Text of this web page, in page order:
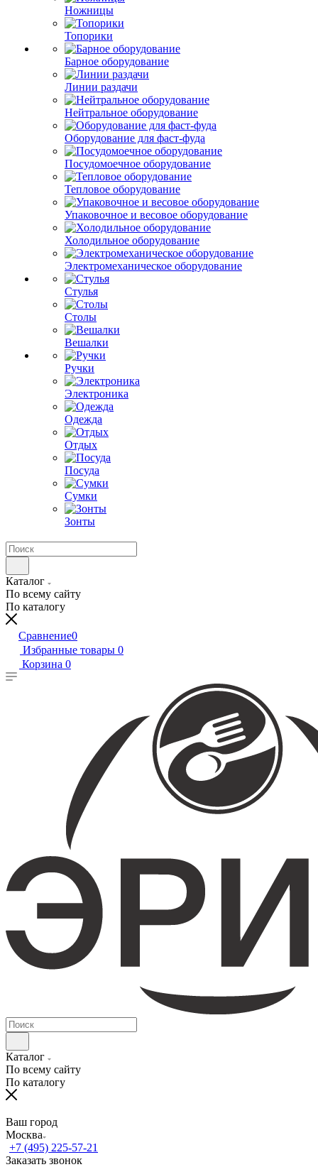
Ножницы
Топорики
Барное оборудование
Линии раздачи
Нейтральное оборудование
Оборудование для фаст-фуда
Посудомоечное оборудование
Тепловое оборудование
Упаковочное и весовое оборудование
Холодильное оборудование
Электромеханическое оборудование
Стулья
Столы
Вешалки
Ручки
Электроника
Одежда
Отдых
Посуда
Сумки
Зонты
Каталог
По всему сайту
По каталогу
Сравнение0
Избранные товары 0
Корзина 0
Каталог
По всему сайту
По каталогу
Ваш город
Москва
+7 (495) 225-57-21
Заказать звонок